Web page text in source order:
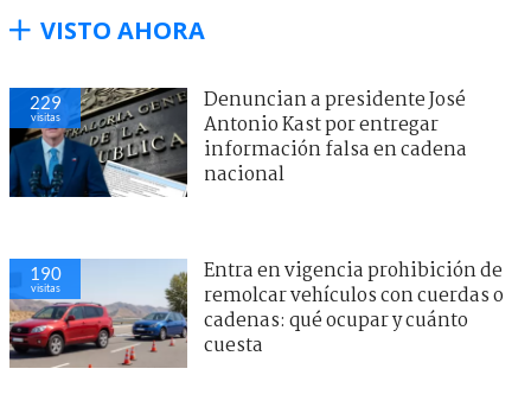
VISTO AHORA
229
visitas
Denuncian a presidente José
Antonio Kast por entregar
información falsa en cadena
nacional
190
visitas
Entra en vigencia prohibición de
remolcar vehículos con cuerdas o
cadenas: qué ocupar y cuánto
cuesta